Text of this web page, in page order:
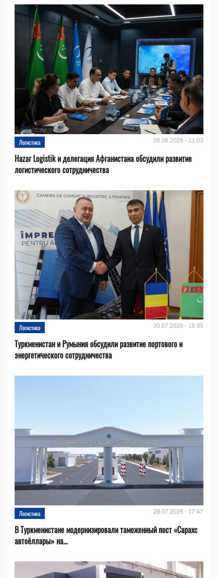
Логистика 06.08.2026 - 11:03
Hazar Logistik и делегация Афганистана обсудили развитие
логистического сотрудничества
Логистика 30.07.2026 - 15:35
Туркменистан и Румыния обсудили развитие портового и
энергетического сотрудничества
Логистика 28.07.2026 - 17:47
В Туркменистане модернизировали таможенный пост «Сарахс
автоёллары» на...